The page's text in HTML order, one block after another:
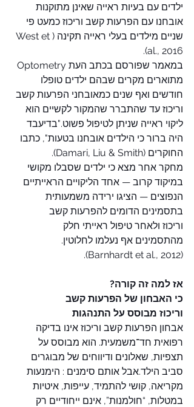
ילדים עם בעיות ראייה שאינן מתוקנות
אובחנו עם הפרעות קשב וריכוז כמעט פי
שניים מילדים בעלי ראייה תקינה (West et
al., 2016).
מתוארים מקרים שבהם ילדים טופלו
חודשים ואף שנים כמאובחני הפרעות קשב
וריכוז עד שהתברר שהמקור לקשיים הוא
ליקוי ראייה שניתן לטיפול פשוט."בדיעבד
היה ברור כי הילדים אובחנו בטעות", כתבו
החוקרים (Damari, Liu & Smith).
מחקר אחר מצא כי ילדים שסבלו מקושי
במיקוד קרוב — אחד הליקויים הראייתיים
הנפוצים — הציגו ירידה משמעותית
בתסמינים הדומים להפרעות קשב
וריכוז ולאחר טיפול ראייתי חלק
מהתסמינים אף נעלמו לחלוטין.
(Barnhardt et al., 2012).
אז למה זה קורה?
כי האבחון של הפרעות קשב
וריכוז מבוסס על התנהגות
אבחון הפרעות קשב וריכוז אינו בדיקה
רפואית חד־משמעית. הוא מבוסס על
תצפיות, שאלונים ודיווחים של מבוגרים
סביב הילד.אבל אותם סימנים : הימנעות
מקריאה, קושי להתמיד, עייפות, איטיות
במטלות, “חולמנות”, אינם ייחודיים רק